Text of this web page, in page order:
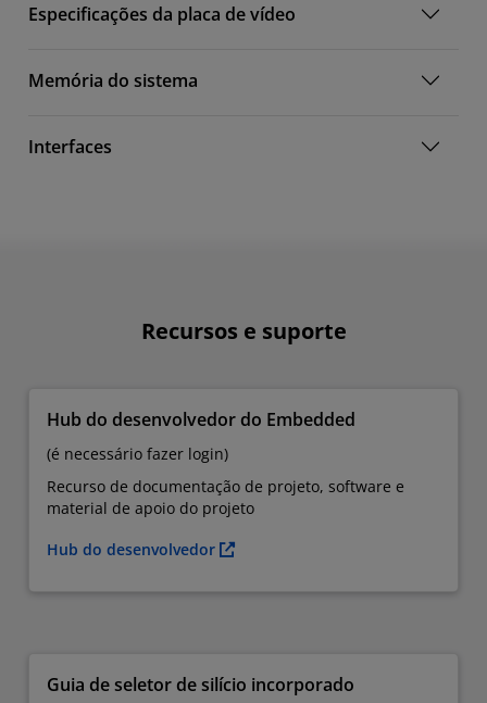
Especificações da placa de vídeo
Memória do sistema
Interfaces
Recursos e suporte
Hub do desenvolvedor do Embedded
(é necessário fazer login)
Recurso de documentação de projeto, software e
material de apoio do projeto
Hub do desenvolvedor
Guia de seletor de silício incorporado